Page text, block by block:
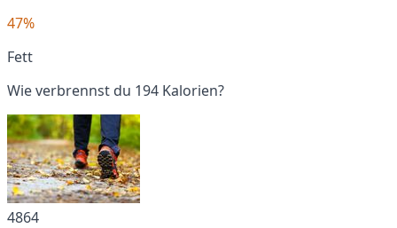
47%
Fett
Wie verbrennst du 194 Kalorien?
4864